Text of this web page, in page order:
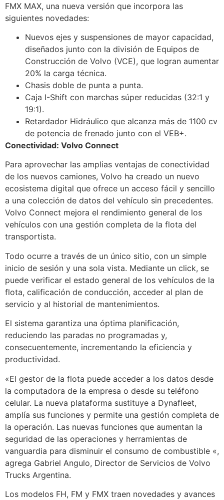
FMX MAX, una nueva versión que incorpora las
siguientes novedades:
Nuevos ejes y suspensiones de mayor capacidad,
diseñados junto con la división de Equipos de
Construcción de Volvo (VCE), que logran aumentar
20% la carga técnica.
Chasis doble de punta a punta.
Caja I-Shift con marchas súper reducidas (32:1 y
19:1).
Retardador Hidráulico que alcanza más de 1100 cv
de potencia de frenado junto con el VEB+.
Conectividad: Volvo Connect
Para aprovechar las amplias ventajas de conectividad
de los nuevos camiones, Volvo ha creado un nuevo
ecosistema digital que ofrece un acceso fácil y sencillo
a una colección de datos del vehículo sin precedentes.
Volvo Connect mejora el rendimiento general de los
vehículos con una gestión completa de la flota del
transportista.
Todo ocurre a través de un único sitio, con un simple
inicio de sesión y una sola vista. Mediante un click, se
puede verificar el estado general de los vehículos de la
flota, calificación de conducción, acceder al plan de
servicio y al historial de mantenimientos.
El sistema garantiza una óptima planificación,
reduciendo las paradas no programadas y,
consecuentemente, incrementando la eficiencia y
productividad.
«El gestor de la flota puede acceder a los datos desde
la computadora de la empresa o desde su teléfono
celular. La nueva plataforma sustituye a Dynafleet,
amplía sus funciones y permite una gestión completa de
la operación. Las nuevas funciones que aumentan la
seguridad de las operaciones y herramientas de
vanguardia para disminuir el consumo de combustible «,
agrega Gabriel Angulo, Director de Servicios de Volvo
Trucks Argentina.
Los modelos FH, FM y FMX traen novedades y avances